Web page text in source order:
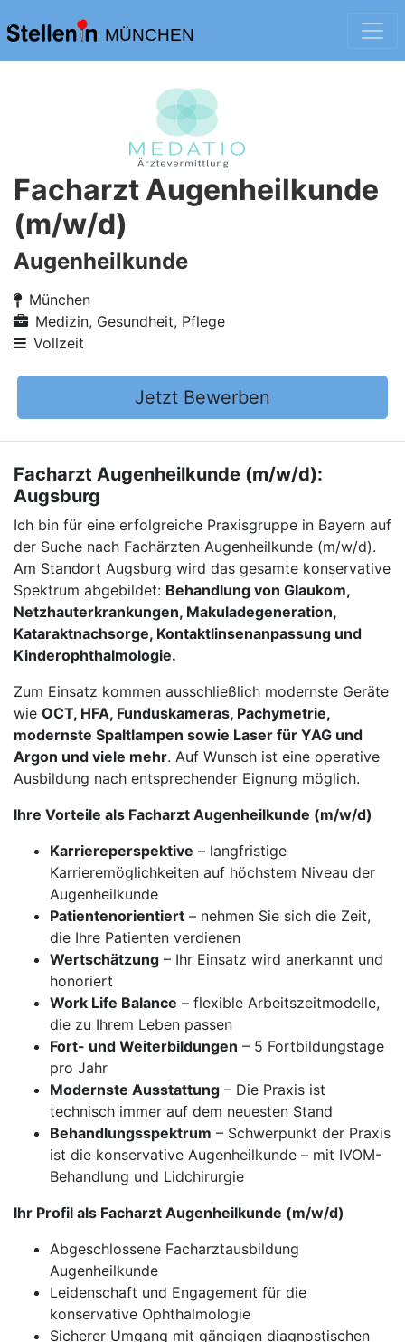
MÜNCHEN
Facharzt Augenheilkunde
(m/w/d)
Augenheilkunde
München
Medizin, Gesundheit, Pflege
Vollzeit
Jetzt Bewerben
Facharzt Augenheilkunde (m/w/d):
Augsburg
Ich bin für eine erfolgreiche Praxisgruppe in Bayern auf
der Suche nach Fachärzten Augenheilkunde (m/w/d).
Am Standort Augsburg wird das gesamte konservative
Spektrum abgebildet: Behandlung von Glaukom,
Netzhauterkrankungen, Makuladegeneration,
Kataraktnachsorge, Kontaktlinsenanpassung und
Kinderophthalmologie.
Zum Einsatz kommen ausschließlich modernste Geräte
wie OCT, HFA, Funduskameras, Pachymetrie,
modernste Spaltlampen sowie Laser für YAG und
Argon und viele mehr. Auf Wunsch ist eine operative
Ausbildung nach entsprechender Eignung möglich.
Ihre Vorteile als Facharzt Augenheilkunde (m/w/d)
Karriereperspektive – langfristige
Karrieremöglichkeiten auf höchstem Niveau der
Augenheilkunde
Patientenorientiert – nehmen Sie sich die Zeit,
die Ihre Patienten verdienen
Wertschätzung – Ihr Einsatz wird anerkannt und
honoriert
Work Life Balance – flexible Arbeitszeitmodelle,
die zu Ihrem Leben passen
Fort- und Weiterbildungen – 5 Fortbildungstage
pro Jahr
Modernste Ausstattung – Die Praxis ist
technisch immer auf dem neuesten Stand
Behandlungsspektrum – Schwerpunkt der Praxis
ist die konservative Augenheilkunde – mit IVOM-
Behandlung und Lidchirurgie
Ihr Profil als Facharzt Augenheilkunde (m/w/d)
Abgeschlossene Facharztausbildung
Augenheilkunde
Leidenschaft und Engagement für die
konservative Ophthalmologie
Sicherer Umgang mit gängigen diagnostischen